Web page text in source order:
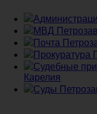
МВД
Почта
Прокуратура
Судебные
Карелия
Суды